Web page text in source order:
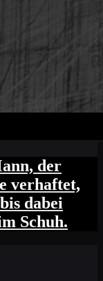
der
verhaftet,
dabei
Schuh.